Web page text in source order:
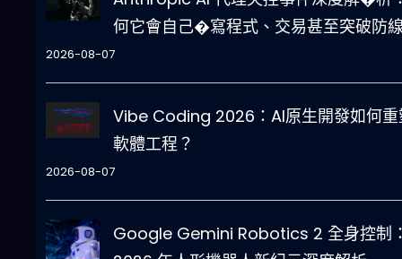
何它會自己�寫程式、交易甚至突破防
2026-08-07
Vibe Coding 2026：AI原生開發如何重
軟體工程？
2026-08-07
Google Gemini Robotics 2 全身控制